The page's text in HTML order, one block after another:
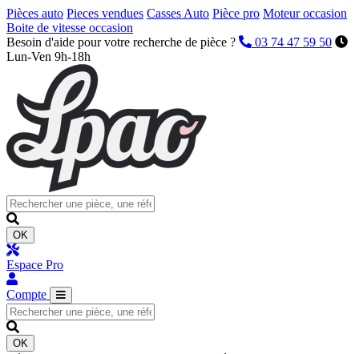
Pièces auto Pieces vendues Casses Auto Pièce pro Moteur occasion
Boite de vitesse occasion
Besoin d'aide pour votre recherche de pièce ?
03 74 47 59 50
Lun-Ven 9h-18h
OK
Espace Pro
Compte
OK